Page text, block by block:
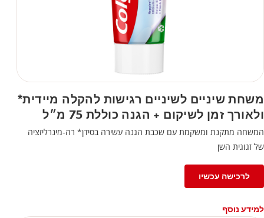
משחת שיניים לשיניים רגישות להקלה מיידית*
ולאורך זמן לשיקום + הגנה כוללת 75 מ״ל
המשחה מתקנת ומשקמת עם שכבת הגנה עשירה בסידן* רה-מינרליזציה
של זגוגית השן
לרכישה עכשיו
למידע נוסף